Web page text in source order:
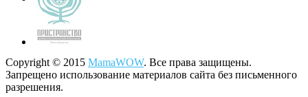
Copyright © 2015 MamaWOW. Все права защищены.
Запрещено использование материалов сайта без письменного
разрешения.